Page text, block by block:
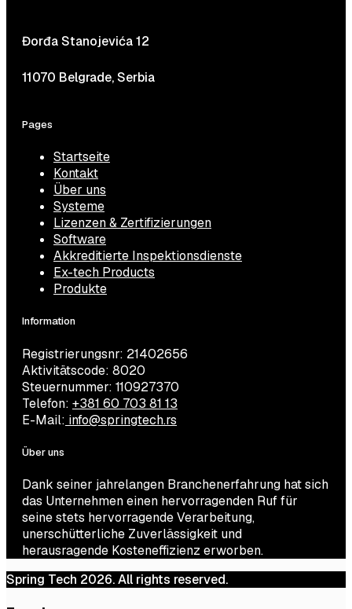
Đorđa Stanojevića 12
11070 Belgrade, Serbia
Pages
Startseite
Kontakt
Über uns
Systeme
Lizenzen & Zertifizierungen
Software
Akkreditierte Inspektionsdienste
Ex-tech Products
Produkte
Information
Registrierungsnr: 21402656
Aktivitätscode: 8020
Steuernummer: 110927370
Telefon: +381 60 703 81 13
E-Mail: info@springtech.rs
Über uns
Dank seiner jahrelangen Branchenerfahrung hat sich
das Unternehmen einen hervorragenden Ruf für
seine stets hervorragende Verarbeitung,
unerschütterliche Zuverlässigkeit und
herausragende Kosteneffizienz erworben.
Spring Tech 2026. All rights reserved.